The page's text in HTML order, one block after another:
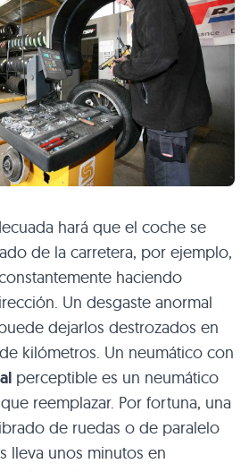
hará que el coche se
de la carretera, por ejemplo,
haciendo
Un desgaste anormal
dejarlos destrozados en
kilómetros. Un neumático con
perceptible es un neumático
reemplazar. Por fortuna, una
de ruedas o de paralelo
lleva unos minutos en